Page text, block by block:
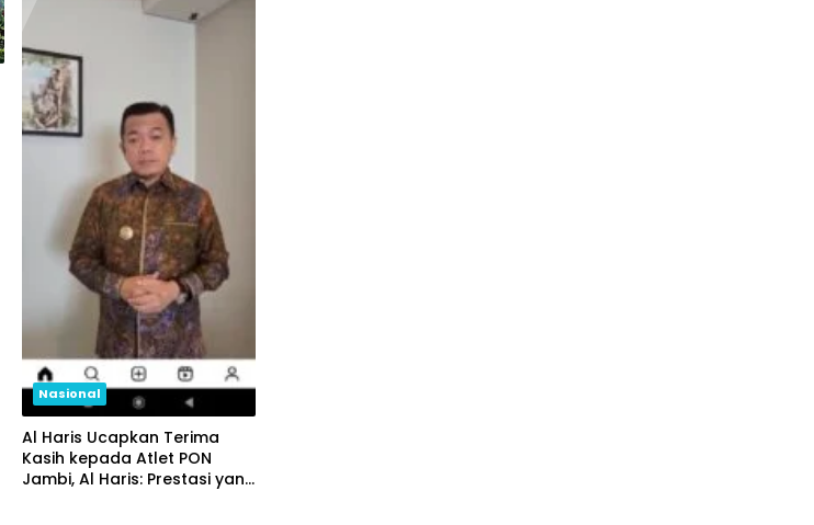
Nasional
Al Haris Ucapkan Terima
Kasih kepada Atlet PON
Jambi, Al Haris: Prestasi yang